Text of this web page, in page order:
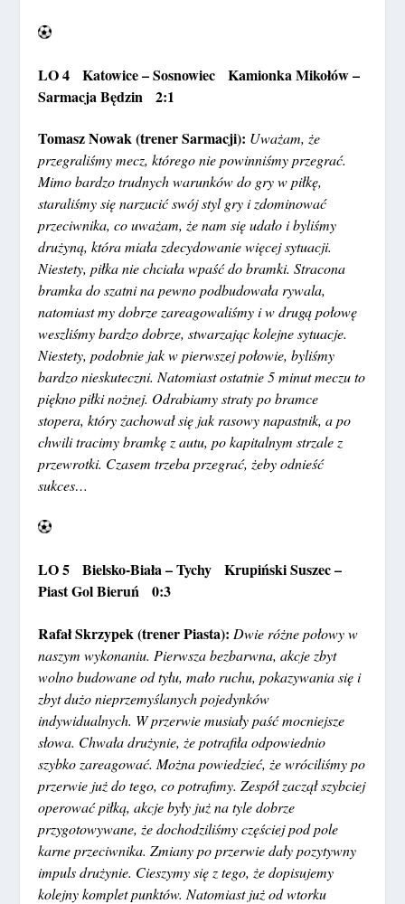
LO 4 Katowice – Sosnowiec Kamionka Mikołów –
Sarmacja Będzin 2:1
Tomasz Nowak (trener Sarmacji): Uważam, że
przegraliśmy mecz, którego nie powinniśmy przegrać.
Mimo bardzo trudnych warunków do gry w piłkę,
staraliśmy się narzucić swój styl gry i zdominować
przeciwnika, co uważam, że nam się udało i byliśmy
drużyną, która miała zdecydowanie więcej sytuacji.
Niestety, piłka nie chciała wpaść do bramki. Stracona
bramka do szatni na pewno podbudowała rywala,
natomiast my dobrze zareagowaliśmy i w drugą połowę
weszliśmy bardzo dobrze, stwarzając kolejne sytuacje.
Niestety, podobnie jak w pierwszej połowie, byliśmy
bardzo nieskuteczni. Natomiast ostatnie 5 minut meczu to
piękno piłki nożnej. Odrabiamy straty po bramce
stopera, który zachował się jak rasowy napastnik, a po
chwili tracimy bramkę z autu, po kapitalnym strzale z
przewrotki. Czasem trzeba przegrać, żeby odnieść
sukces…
LO 5 Bielsko-Biała – Tychy Krupiński Suszec –
Piast Gol Bieruń 0:3
Rafał Skrzypek (trener Piasta): Dwie różne połowy w
naszym wykonaniu. Pierwsza bezbarwna, akcje zbyt
wolno budowane od tyłu, mało ruchu, pokazywania się i
zbyt dużo nieprzemyślanych pojedynków
indywidualnych. W przerwie musiały paść mocniejsze
słowa. Chwała drużynie, że potrafiła odpowiednio
szybko zareagować. Można powiedzieć, że wróciliśmy po
przerwie już do tego, co potrafimy. Zespół zaczął szybciej
operować piłką, akcje były już na tyle dobrze
przygotowywane, że dochodziliśmy częściej pod pole
karne przeciwnika. Zmiany po przerwie dały pozytywny
impuls drużynie. Cieszymy się z tego, że dopisujemy
kolejny komplet punktów. Natomiast już od wtorku